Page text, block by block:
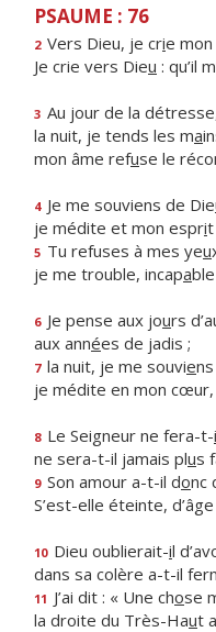
PSAUME : 76
2 Vers Dieu, je crie mon
Je crie vers Dieu : qu’il
3 Au jour de la
la nuit, je tends les ma
mon âme refuse le
4 Je me souviens de Die
je médite et mon esprit
5 Tu refuses à mes yeu
je me trouble, incapa
6 Je pense aux jours
aux années de jadis ;
7 la nuit, je me souvie
je médite en mon
8 Le Seigneur ne fera-t-i
ne sera-t-il jamais plus
9 Son amour a-t-il donc
S’est-elle éteinte,
10 Dieu oublierait-il
dans sa colère a-t-il
11 J’ai dit : « Une chose
la droite du Très-Haut